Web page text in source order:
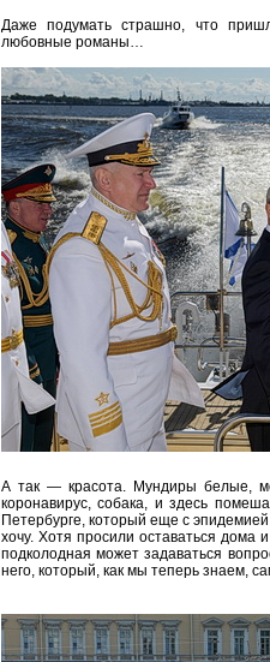
Даже подумать страшно, что
любовные романы…
А так — красота. Мундиры белые,
коронавирус, собака, и здесь
Петербурге, который еще с
хочу. Хотя просили оставаться дома
подколодная может задаваться
него, который, как мы теперь знаем,